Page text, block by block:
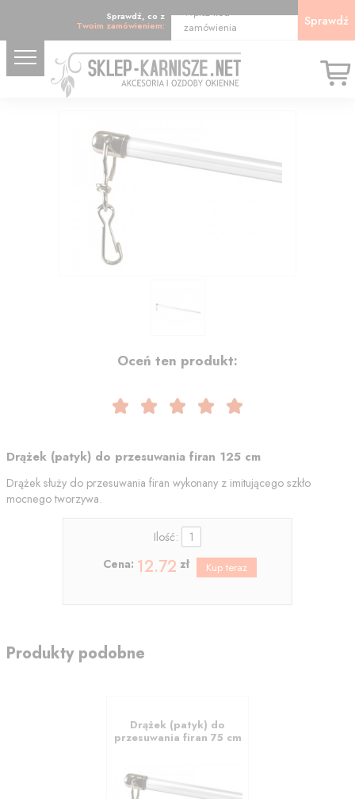
Sprawdź, co z
Twoim zamówieniem:
Wpisz kod
zamówienia
Sprawdź
Oceń ten produkt:
Drążek (patyk) do przesuwania firan 125 cm
Drążek służy do przesuwania firan wykonany z imitującego szkło
mocnego tworzywa.
Ilość:
Cena: 12.72 zł
Produkty podobne
Drążek (patyk) do
przesuwania firan 75 cm